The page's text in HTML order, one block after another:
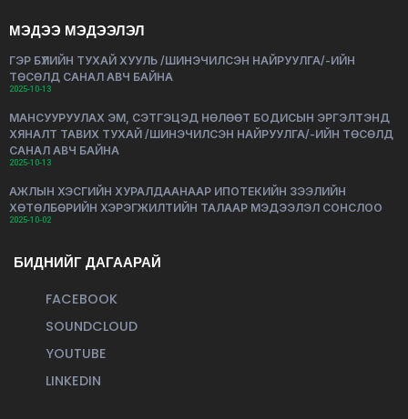
МЭДЭЭ МЭДЭЭЛЭЛ
ГЭР БҮЛИЙН ТУХАЙ ХУУЛЬ /ШИНЭЧИЛСЭН НАЙРУУЛГА/-ИЙН
ТӨСӨЛД САНАЛ АВЧ БАЙНА
2025-10-13
МАНСУУРУУЛАХ ЭМ, СЭТГЭЦЭД НӨЛӨӨТ БОДИСЫН ЭРГЭЛТЭНД
ХЯНАЛТ ТАВИХ ТУХАЙ /ШИНЭЧИЛСЭН НАЙРУУЛГА/-ИЙН ТӨСӨЛД
САНАЛ АВЧ БАЙНА
2025-10-13
АЖЛЫН ХЭСГИЙН ХУРАЛДААНААР ИПОТЕКИЙН ЗЭЭЛИЙН
ХӨТӨЛБӨРИЙН ХЭРЭГЖИЛТИЙН ТАЛААР МЭДЭЭЛЭЛ СОНСЛОО
2025-10-02
БИДНИЙГ ДАГААРАЙ
FACEBOOK
SOUNDCLOUD
YOUTUBE
LINKEDIN